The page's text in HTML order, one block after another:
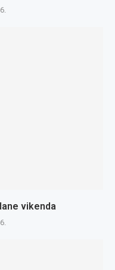
vikenda